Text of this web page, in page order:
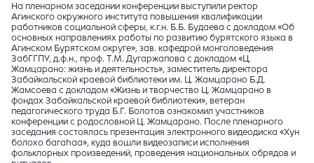
На пленарном заседании конференции выступили ректор
Агинского окружного института повышения квалификации
работников социальной сферы, к.г.н. Б.Б. Будаева с докладом «Об
основных направлениях работы по развитию бурятского языка в
Агинском Бурятском округе», зав. кафедрой монголоведения
ЗабГГПУ, д.ф.н., проф. Т.М. Дугаржапова с докладом «Ц.
Жамцарано: жизнь и деятельность», заместитель директора
Забайкальской краевой библиотеки им. Ц. Жамцарано Б.Д.
Жамсоева с докладом «Жизнь и творчество Ц. Жамцарано в
фондах Забайкальской краевой библиотеки», ветеран
педагогического труда Б.Г. Болотов ознакомил участников
конференции с родословной Ц. Жамцарано. После пленарного
заседания состоялась презентация электронного видеодиска «Хун
болохо багаhаа», куда вошли видеозаписи исполнения
фольклорных произведений, проведения национальных обрядов и